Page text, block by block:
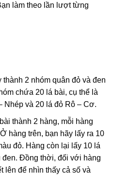
làm theo lần lượt từng
thành 2 nhóm quân đỏ và đen
chứa 20 lá bài, cụ thể là
Nhép và 20 lá đỏ Rô – Cơ.
thành 2 hàng, mỗi hàng
hàng trên, bạn hãy lấy ra 10
đỏ. Hàng còn lại lấy 10 lá
đen. Đồng thời, đối với hàng
lên để nhìn thấy cả số và